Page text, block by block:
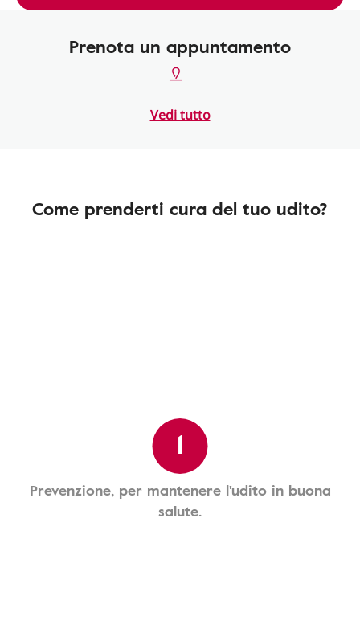
Prenota un appuntamento
Vedi tutto
Come prenderti cura del tuo udito?
1
Prevenzione, per mantenere l'udito in buona
salute.